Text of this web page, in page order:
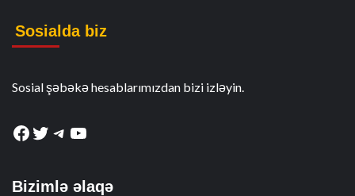
Sosialda biz
Sosial şəbəkə hesablarımızdan bizi izləyin.
Facebook
Twitter
Telegram
YouTube
Bizimlə əlaqə